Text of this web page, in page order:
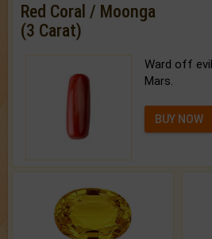
Red Coral / Moonga
(3 Carat)
Ward off
Mars.
BUY NOW